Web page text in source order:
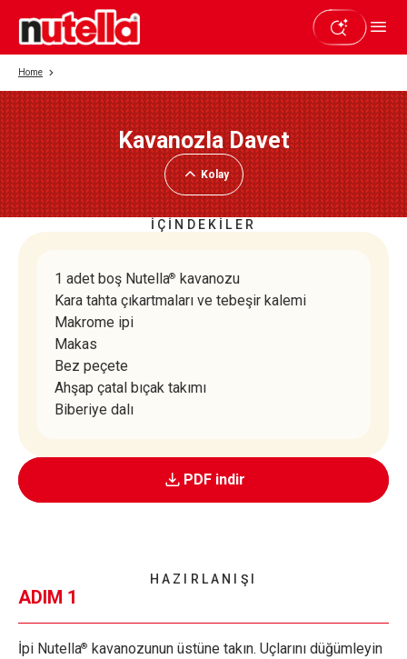
Home
Kavanozla Davet
Kolay
Beğendiyseniz paylaşın
İÇİNDEKİLER
1 adet boş Nutella® kavanozu
Kara tahta çıkartmaları ve tebeşir kalemi
Makrome ipi
Makas
Bez peçete
Ahşap çatal bıçak takımı
Biberiye dalı
PDF indir
HAZIRLANIŞI
ADIM 1
İpi Nutella® kavanozunun üstüne takın. Uçlarını düğümleyin